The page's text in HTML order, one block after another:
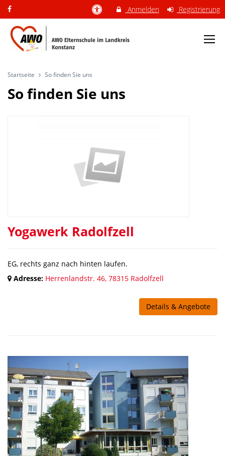
Anmelden Registrierung
Startseite So finden Sie uns
So finden Sie uns
Yogawerk Radolfzell
EG, rechts ganz nach hinten laufen.
Adresse: Herrenlandstr. 46, 78315 Radolfzell
Details & Angebote